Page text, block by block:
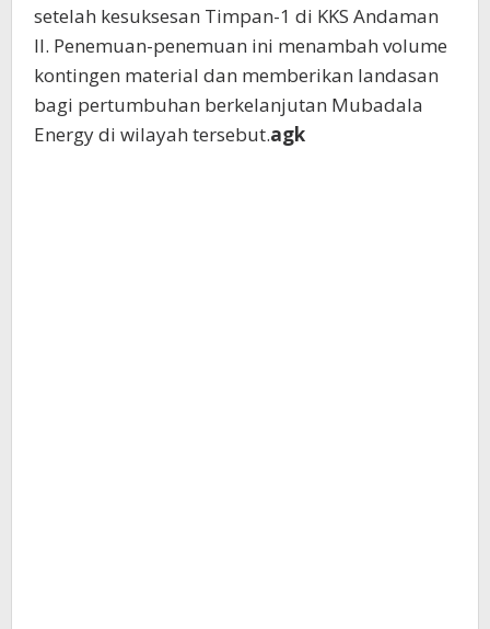
setelah kesuksesan Timpan-1 di KKS Andaman
II. Penemuan-penemuan ini menambah volume
kontingen material dan memberikan landasan
bagi pertumbuhan berkelanjutan Mubadala
Energy di wilayah tersebut.agk